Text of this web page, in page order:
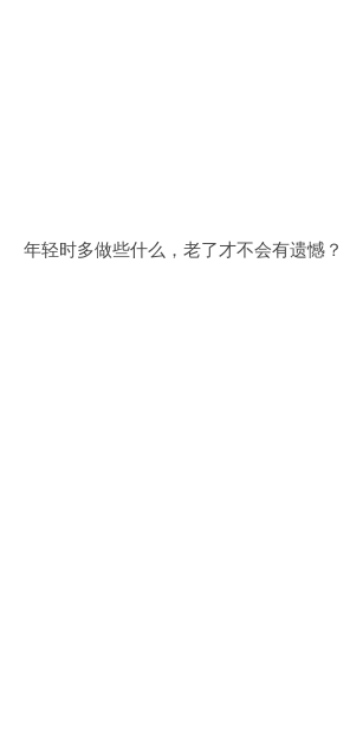
年轻时多做些什么，老了才不会有遗憾？